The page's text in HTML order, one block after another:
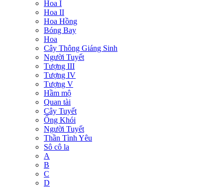
Hoa I
Hoa II
Hoa Hồng
Bóng Bay
Hoa
Cây Thông Giáng Sinh
Người Tuyết
Tượng III
Tượng IV
Tượng V
Hầm mộ
Quan tài
Cây Tuyết
Ống Khói
Người Tuyết
Thần Tình Yêu
Sô cô la
A
B
C
D